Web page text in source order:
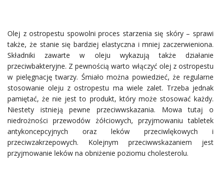
Olej z ostropestu spowolni proces starzenia się skóry – sprawi
także, że stanie się bardziej elastyczna i mniej zaczerwieniona.
Składniki zawarte w oleju wykazują także działanie
przeciwbakteryjne. Z pewnością warto włączyć olej z ostropestu
w pielęgnację twarzy. Śmiało można powiedzieć, że regularne
stosowanie oleju z ostropestu ma wiele zalet. Trzeba jednak
pamiętać, że nie jest to produkt, który może stosować każdy.
Niestety istnieją pewne przeciwwskazania. Mowa tutaj o
niedrożności przewodów żółciowych, przyjmowaniu tabletek
antykoncepcyjnych oraz leków przeciwlękowych i
przeciwzakrzepowych. Kolejnym przeciwwskazaniem jest
przyjmowanie leków na obniżenie poziomu cholesterolu.